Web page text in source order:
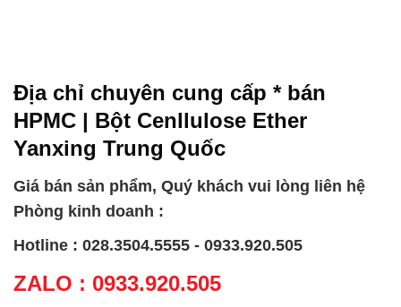
Địa chỉ chuyên cung cấp * bán
HPMC | Bột Cenllulose Ether
Yanxing Trung Quốc
Giá bán sản phẩm, Quý khách vui lòng liên hệ
Phòng kinh doanh :
Hotline : 028.3504.5555 - 0933.920.505
ZALO : 0933.920.505